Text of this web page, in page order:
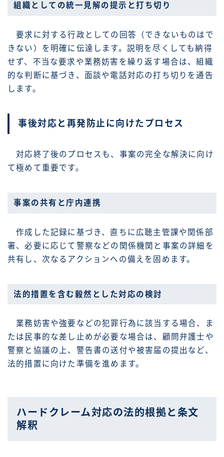
組織としての統一見解の提示と打ち切り
要求に対する行政としての回答（できないものはで
きない）を明確に伝達します。説明を尽くしても納得
せず、不当な要求や業務妨害を繰り返す場合は、組織
的な判断に基づき、面談や電話対応の打ち切りを通告
します。
事後対応と再発防止に向けたプロセス
対応終了後のプロセスも、事案の完全な解決に向け
て極めて重要です。
事案の共有と庁内連携
作成した記録に基づき、直ちに広聴主管課や関係部
署、必要に応じて警察などの関係機関と事案の詳細を
共有し、次なるアクションへの備えを固めます。
法的措置を含む毅然とした対応の検討
業務妨害や強要などの犯罪行為に該当する場合、ま
たは民事的な差し止めが必要な場合は、顧問弁護士や
警察と協議の上、警告書の送付や被害届の提出など、
法的措置に向けた準備を進めます。
ハードクレーム対応の法的根拠と条文
解釈